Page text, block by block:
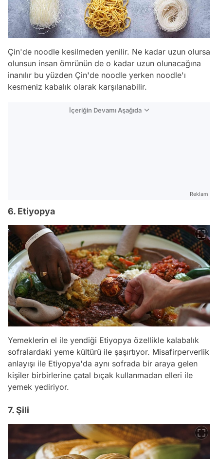
Çin'de noodle kesilmeden yenilir. Ne kadar uzun olursa
olunsun insan ömrünün de o kadar uzun olunacağına
inanılır bu yüzden Çin'de noodle yerken noodle'ı
kesmeniz kabalık olarak karşılanabilir.
İçeriğin Devamı Aşağıda
Reklam
6. Etiyopya
Yemeklerin el ile yendiği Etiyopya özellikle kalabalık
sofralardaki yeme kültürü ile şaşırtıyor. Misafirperverlik
anlayışı ile Etiyopya'da aynı sofrada bir araya gelen
kişiler birbirlerine çatal bıçak kullanmadan elleri ile
yemek yediriyor.
7. Şili